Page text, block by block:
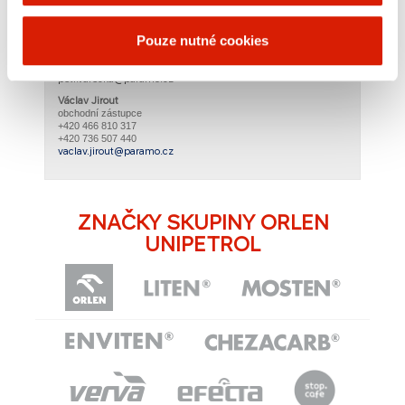
Pouze nutné cookies
+420 736 507 067
petr.varecka@paramo.cz
Václav Jirout
obchodní zástupce
+420 466 810 317
+420 736 507 440
vaclav.jirout@paramo.cz​​
ZNAČKY SKUPINY ORLEN
UNIPETROL